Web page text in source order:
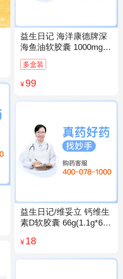
益生日记 海洋康德牌深
海鱼油软胶囊 1000mg/
粒*200粒
多盒装
¥99
益生日记/维妥立 钙维生
素D软胶囊 66g(1.1g*60
¥18